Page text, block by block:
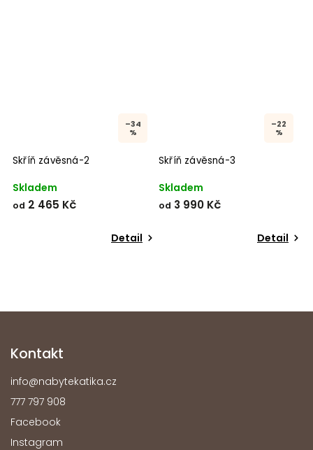
–34
%
Skříň závěsná-2
Skladem
od 2 465 Kč
Detail
–22
%
Skříň závěsná-3
Skladem
od 3 990 Kč
Detail
Kontakt
info@nabytekatika.cz
777 797 908
Facebook
Instagram